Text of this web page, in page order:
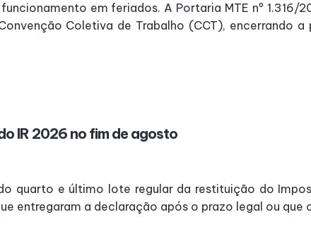
em feriados. A Portaria MTE nº 1.316/
Coletiva de Trabalho (CCT), encerrando
IR 2026 no fim de agosto
quarto e último lote regular da restituição do
entregaram a declaração após o prazo legal ou que